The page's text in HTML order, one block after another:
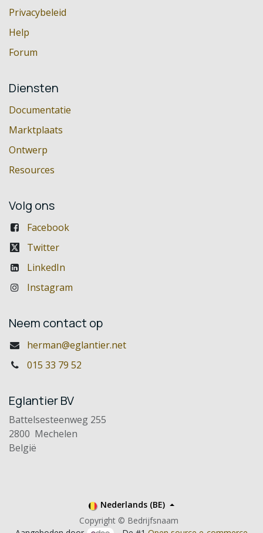
Privacybeleid
Help
Forum
Diensten
Documentatie
Marktplaats
Ontwerp
Resources
Volg ons
Facebook
Twitter
LinkedIn
Instagram
Neem contact op
herman@eglantier.net
015 33 79 52
Eglantier BV
Battelsesteenweg 255
2800 Mechelen
België
Copyright © Bedrijfsnaam
Nederlands (BE)